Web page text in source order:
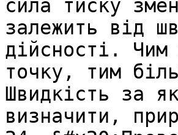
сила тиску
залежить вiд
дiйсностi. Чим
точку, тим
Швидкiсть за
визначити,